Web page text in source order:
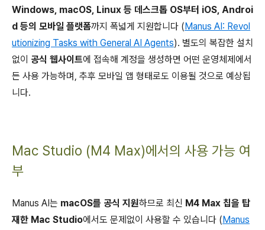
Windows, macOS, Linux 등 데스크톱 OS부터 iOS, Androi
d 등의 모바일 플랫폼까지 폭넓게 지원합니다 (Manus AI: Revol
utionizing Tasks with General AI Agents). 별도의 복잡한 설치
없이 공식 웹사이트에 접속해 계정을 생성하면 어떤 운영체제에서
든 사용 가능하며, 추후 모바일 앱 형태로도 이용될 것으로 예상됩
니다.
Mac Studio (M4 Max)에서의 사용 가능 여
부
Manus AI는 macOS를 공식 지원하므로 최신 M4 Max 칩을 탑
재한 Mac Studio에서도 문제없이 사용할 수 있습니다 ( Manus